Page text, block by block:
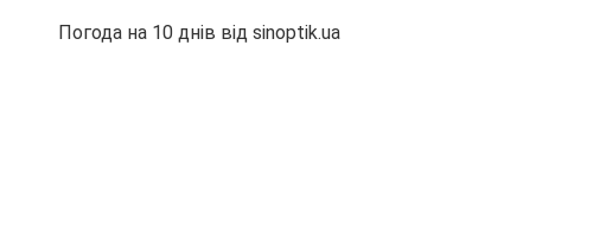
Погода на 10 днів від sinoptik.ua